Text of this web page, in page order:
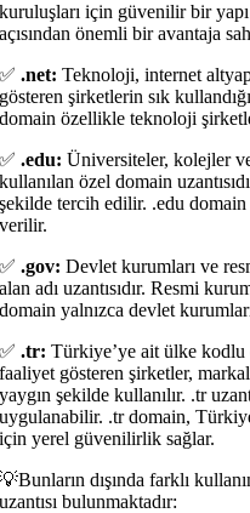
kuruluşları için güvenilir bir
açısından önemli bir avantaja
✅.net: Teknoloji, internet
gösteren şirketlerin sık
domain özellikle teknoloji
✅.edu: Üniversiteler, kolejler
kullanılan özel domain
şekilde tercih edilir. .edu
verilir.
✅.gov: Devlet kurumları ve
alan adı uzantısıdır. Resmi
domain yalnızca devlet
✅.tr: Türkiye’ye ait ülke kodlu
faaliyet gösteren şirketler,
yaygın şekilde kullanılır. .tr
uygulanabilir. .tr domain,
için yerel güvenilirlik sağlar.
💡Bunların dışında farklı
uzantısı bulunmaktadır: